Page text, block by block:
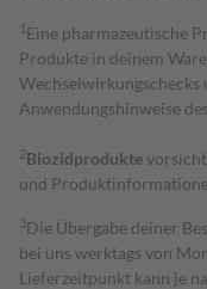
1 Eine pharmazeutische
Produkte in deinem
Anwendungshinweise
2Biozidprodukte
und
3Die Übergabe deiner
bei uns werktags von
Lieferzeitpunkt kann je